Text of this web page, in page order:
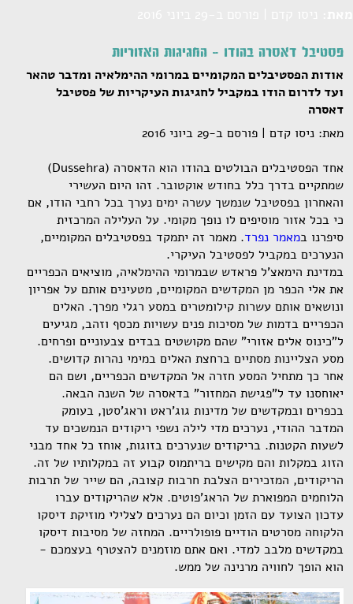
פסטיבל דאסרה בהודו - החגיגות האזוריות
אודות הפסטיבלים המקומיים במרומי ההימלאיה ומדבר טהאר
ועד לדרום הודו במקביל לחגיגות העיקריות של פסטיבל
דאסרה
מאת: ניסו קדם | פורסם ב-29 ביוני 2016
אחד הפסטיבלים הבולטים בהודו הוא הדאסרה (Dussehra)
שמתקיים בדרך כלל בחודש אוקטובר. זהו היום העשירי
והאחרון בפסטיבל שנמשך עשרה ימים נערך בכל רחבי הודו, אם
כי בכל אזור מוסיפים לו נופך מקומי. על העלילה המרכזית
סיפרנו במאמר נפרד. מאמר זה יתמקד בפסטיבלים המקומיים,
הנערכים במקביל לפסטיבל העיקרי.
במדינת הימאצ'ל פראדש שבמרומי ההימלאיה, מוציאים הכפריים
את אלי הכפר מן המקדשים המקומיים, מטעינים אותם על אפריון
ונושאים אותם עשרות קילומטרים במסע רגלי מפרך. האלים
הכפריים בדמות של מסיכות פנים עשויות מכסף וזהב, מגיעים
ל"כינוס אלים אזורי" שהם מקושטים בבדים צבעוניים ופרחים.
מסע הצליינות מסתיים ברחצת האלים במימי נהרות קדושים.
אחר כך מתחיל המסע חזרה אל המקדשים הכפריים, ושם הם
יאוחסנו עד ל"פגישת המחזור" בדאסרה של השנה הבאה.
בכפרים ובמקדשים של מדינות גוג'ראט וראג'סטן, בעומק
המדבר ההודי, נערכים מדי לילה נשפי ריקודים הנמשכים עד
לשעות הקטנות. בריקודים שנערכים בזוגות, אוחז כל אחד מבני
הזוג במקלות והם מקישים בריתמוס קבוע זה במקלותיו של זה.
הריקודים, המזכירים הצלבת חרבות קצובה, הם שייר של תרבות
הלוחמים המפוארת של הראג'פוטים. אלא שהריקודים עברו
עדכון הצועד עם הזמן וכיום הם נערכים לצלילי מוזיקת דיסקו
הלקוחה מסרטים הודיים פופולריים. המחזה של מסיבות דיסקו
במקדשים מלבב למדי. ואם אתם מוזמנים להצטרף בעצמכם -
הוא הופך לחוויה מרנינה של ממש.